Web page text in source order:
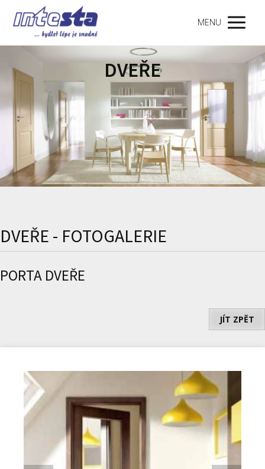
MENU
DVEŘE
DVEŘE - FOTOGALERIE
PORTA DVEŘE
JÍT ZPĚT